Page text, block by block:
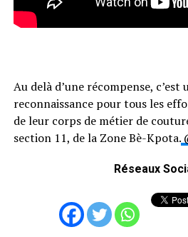
Au delà d’une récompense, c’est
reconnaissance pour tous les
de leur corps de métier de
section 11, de la Zone Bè-Kpota.
Réseaux